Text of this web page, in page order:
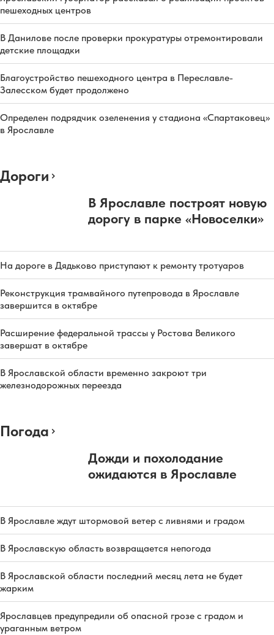
пешеходных центров
В Данилове после проверки прокуратуры отремонтировали
детские площадки
Благоустройство пешеходного центра в Переславле-
Залесском будет продолжено
Определен подрядчик озеленения у стадиона «Спартаковец»
в Ярославле
Дороги
В Ярославле построят новую
дорогу в парке «Новоселки»
На дороге в Дядьково приступают к ремонту тротуаров
Реконструкция трамвайного путепровода в Ярославле
завершится в октябре
Расширение федеральной трассы у Ростова Великого
завершат в октябре
В Ярославской области временно закроют три
железнодорожных переезда
Погода
Дожди и похолодание
ожидаются в Ярославле
В Ярославле ждут штормовой ветер с ливнями и градом
В Ярославскую область возвращается непогода
В Ярославской области последний месяц лета не будет
жарким
Ярославцев предупредили об опасной грозе с градом и
ураганным ветром